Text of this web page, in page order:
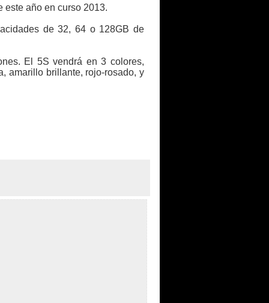
año en curso 2013.
de 32, 64 o 128GB de
El 5S vendrá en 3 colores,
amarillo brillante, rojo-rosado, y